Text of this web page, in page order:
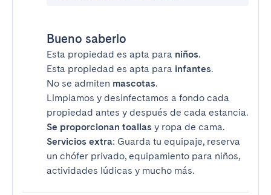
Bueno saberlo
Esta propiedad es apta para niños.
Esta propiedad es apta para infantes.
No se admiten mascotas.
Limpiamos y desinfectamos a fondo cada
propiedad antes y después de cada estancia.
Se proporcionan toallas y ropa de cama.
Servicios extra: Guarda tu equipaje, reserva
un chófer privado, equipamiento para niños,
actividades lúdicas y mucho más.